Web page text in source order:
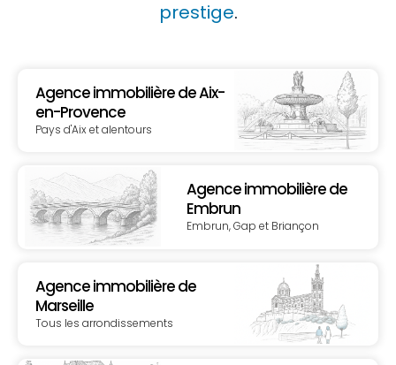
prestige.
Agence immobilière de Aix-
en-Provence
Pays d'Aix et alentours
Agence immobilière de
Embrun
Embrun, Gap et Briançon
Agence immobilière de
Marseille
Tous les arrondissements